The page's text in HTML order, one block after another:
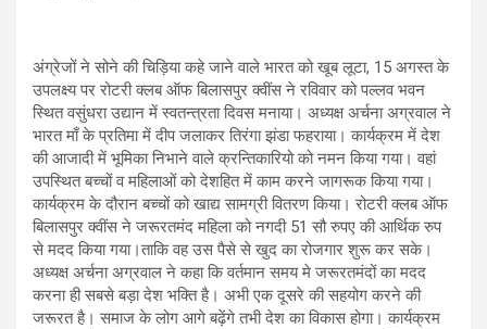
अंग्रेजों ने सोने की चिड़िया कहे जाने वाले भारत को खूब लूटा, 15 अगस्त के
उपलक्ष्य पर रोटरी क्लब ऑफ बिलासपुर क्वींस ने रविवार को पल्लव भवन
स्थित वसुंधरा उद्यान में स्वतन्त्रता दिवस मनाया। अध्यक्ष अर्चना अग्रवाल ने
भारत माँ के प्रतिमा में दीप जलाकर तिरंगा झंडा फहराया। कार्यक्रम में देश
की आजादी में भूमिका निभाने वाले क्रन्तिकारियो को नमन किया गया। वहां
उपस्थित बच्चों व महिलाओं को देशहित में काम करने जागरूक किया गया।
कार्यक्रम के दौरान बच्चों को खाद्य सामग्री वितरण किया। रोटरी क्लब ऑफ
बिलासपुर क्वींस ने जरूरतमंद महिला को नगदी 51 सौ रुपए की आर्थिक रुप
से मदद किया गया।ताकि वह उस पैसे से खुद का रोजगार शुरू कर सके।
अध्यक्ष अर्चना अग्रवाल ने कहा कि वर्तमान समय मे जरूरतमंदों का मदद
करना ही सबसे बड़ा देश भक्ति है। अभी एक दूसरे की सहयोग करने की
जरूरत है। समाज के लोग आगे बढ़ेंगे तभी देश का विकास होगा। कार्यक्रम